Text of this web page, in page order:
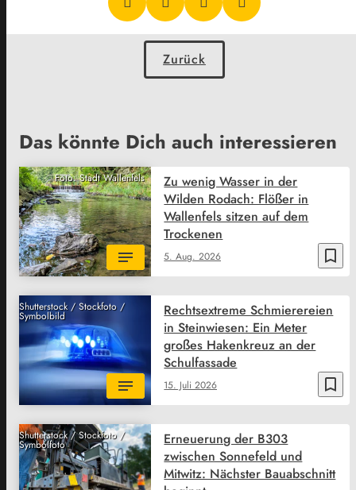
Zurück
Das könnte Dich auch interessieren
Foto: Stadt Wallenfels
bookmark_border
5. Aug. 2026
Zu wenig Wasser in der
Wilden Rodach: Flößer in
Wallenfels sitzen auf dem
Trockenen
Shutterstock / Stockfoto /
Symbolbild
bookmark_border
15. Juli 2026
Rechtsextreme Schmierereien
in Steinwiesen: Ein Meter
großes Hakenkreuz an der
Schulfassade
Shutterstock / Stockfoto /
Symbolfoto
Erneuerung der B303
zwischen Sonnefeld und
Mitwitz: Nächster Bauabschnitt